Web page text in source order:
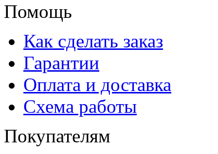
Помощь
Как сделать заказ
Гарантии
Оплата и доставка
Схема работы
Покупателям